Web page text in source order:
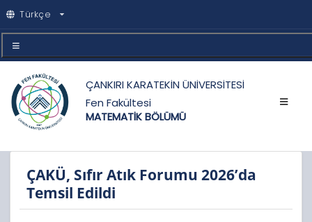
Türkçe
ÇANKIRI KARATEKİN ÜNİVERSİTESİ
Fen Fakültesi
MATEMATİK BÖLÜMÜ
ÇAKÜ, Sıfır Atık Forumu 2026’da
Temsil Edildi